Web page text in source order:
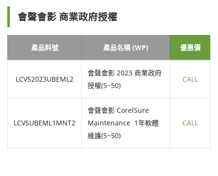
會聲會影 商業政府授權
產品料號 產品名稱 (WP) 優惠價
LCVS2023UBEML2
會聲會影 2023 商業政府
授權(5~50)
CALL
LCVSUBEML1MNT2
會聲會影 CorelSure
Maintenance 1年軟體
維護(5~50)
CALL